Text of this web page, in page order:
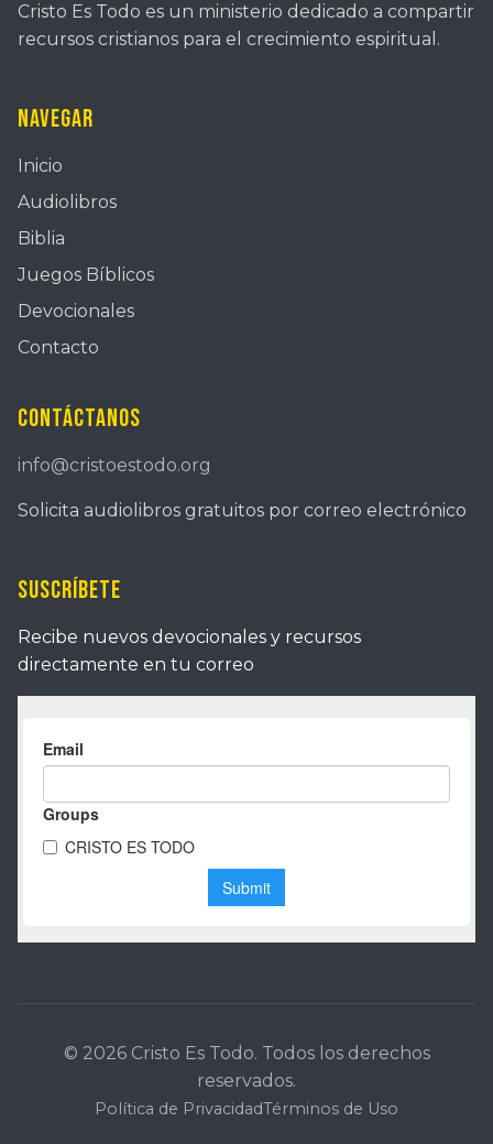
Cristo Es Todo es un ministerio dedicado a compartir
recursos cristianos para el crecimiento espiritual.
Navegar
Inicio
Audiolibros
Biblia
Juegos Bíblicos
Devocionales
Contacto
Contáctanos
info@cristoestodo.org
Solicita audiolibros gratuitos por correo electrónico
Suscríbete
Recibe nuevos devocionales y recursos
directamente en tu correo
© 2026 Cristo Es Todo. Todos los derechos
reservados.
Política de PrivacidadTérminos de Uso